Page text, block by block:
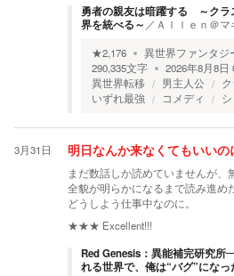
勇者の親友は暗躍する ～クラ
界を統べる～ ／ Ａｌｌｅｎ＠
★2,176 異世界ファンタジ
290,335文字 2026年8月8日
異世界転移
男主人公
いずれ最強
コメディ
3月31日 明日なんか来なくてもいいの
まだ数話しか読めていませんが、
全貌が明らかになるまで読み進め
どうしよう仕事中なのに。
★★★ Excellent!!!
Red Genesis：異能補完研究
れる世界で、俺は“バグ”になっ